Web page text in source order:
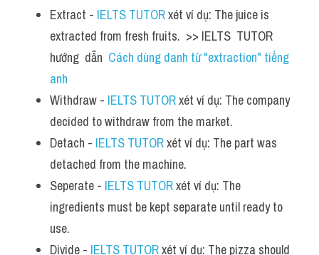
Extract - IELTS TUTOR xét ví dụ: The juice is
extracted from fresh fruits.  >> IELTS  TUTOR
hướng  dẫn Cách dùng danh từ "extraction" tiếng
anh
Withdraw - IELTS TUTOR xét ví dụ: The company
decided to withdraw from the market.
Detach - IELTS TUTOR xét ví dụ: The part was
detached from the machine.
Seperate - IELTS TUTOR xét ví dụ: The
ingredients must be kept separate until ready to
use.
Divide - IELTS TUTOR xét ví dụ: The pizza should